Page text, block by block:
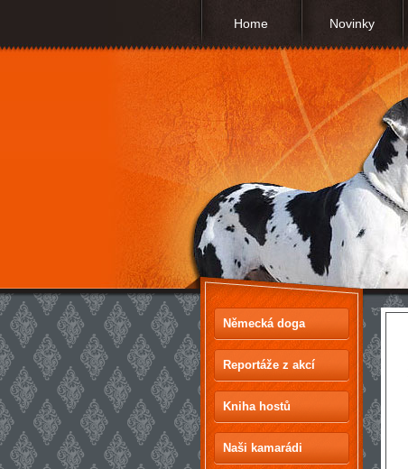
Home Novinky
Německá doga
Reportáže z akcí
Kniha hostů
Naši kamarádi